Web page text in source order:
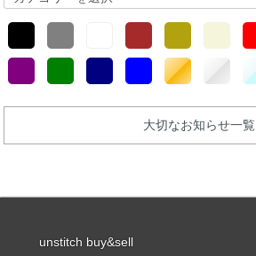
大切なお知らせ一覧
unstitch buy&sell